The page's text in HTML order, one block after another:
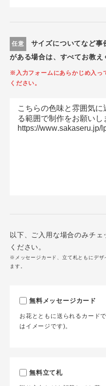
任意
サイズについてなど事
がある場合は、すべてお教え
※入力フォームにあらかじめ入っ
ください。
以下、ご入用な場合のみチ
ください。
※メッセージカード、立て札ともにデザ
ます。
無料メッセージカード
お花とともに送られるカード
はイメージです)。
無料立て札